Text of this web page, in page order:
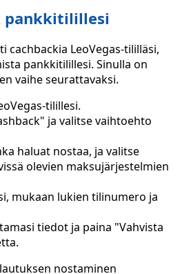
pankkitilillesi
cachbackia LeoVegas-tililläsi,
pankkitilillesi. Sinulla on
vaihe seurattavaksi.
tilillesi.
ja valitse vaihtoehto
haluat nostaa, ja valitse
olevien maksujärjestelmien
mukaan lukien tilinumero ja
tiedot ja paina "Vahvista
nostaminen